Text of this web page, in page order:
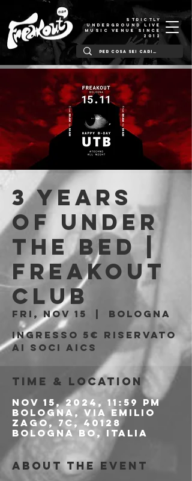
STRICTLY
UNDERGROUND LIVE
MUSIC VENUE SINCE
2012
3 Years
of Under
The Bed |
Freakout
Club
Fri, Nov 15
Bologna
Ingresso 5€ riservato
ai soci aics
Time & Location
Nov 15, 2024, 11:59 PM
Bologna, Via Emilio
Zago, 7c, 40128
Bologna BO, Italia
About the event